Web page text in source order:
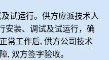
试运行。供方应派技术人
安装、调试及试运行，确
常工作后, 供方公司技术
, 双方签字验收。